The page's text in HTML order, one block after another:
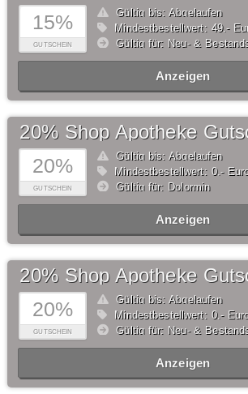
15%
GUTSCHEIN
Gültig bis: Abgelaufen
Mindestbestellwert: 49,-
Gültig für: Neu- &
Anzeigen
20%
GUTSCHEIN
20% Shop Apotheke
Gültig bis: Abgelaufen
Mindestbestellwert: 0,-
Gültig für: Dolormin
Anzeigen
20%
GUTSCHEIN
20% Shop Apotheke
Gültig bis: Abgelaufen
Mindestbestellwert: 0,-
Gültig für: Neu- &
Anzeigen